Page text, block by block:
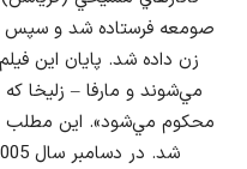
صومعه فرستاده شد و سپس
زن داده شد. پايان اين
مي‌شوند و مارفا – زليخا
محكوم مي‌شود». اين مطلب